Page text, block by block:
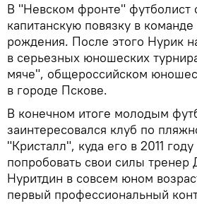
В "Невском фронте" футболист
капитанскую повязку в
рождения. После этого Нурик
в серьезных юношеских
мяче", общероссийском
в городе Пскове.
В конечном итоге молодым
заинтересовался клуб по
"Кристалл", куда его в 2011
попробовать свои силы
Нуритдин в совсем юном
первый профессиональный